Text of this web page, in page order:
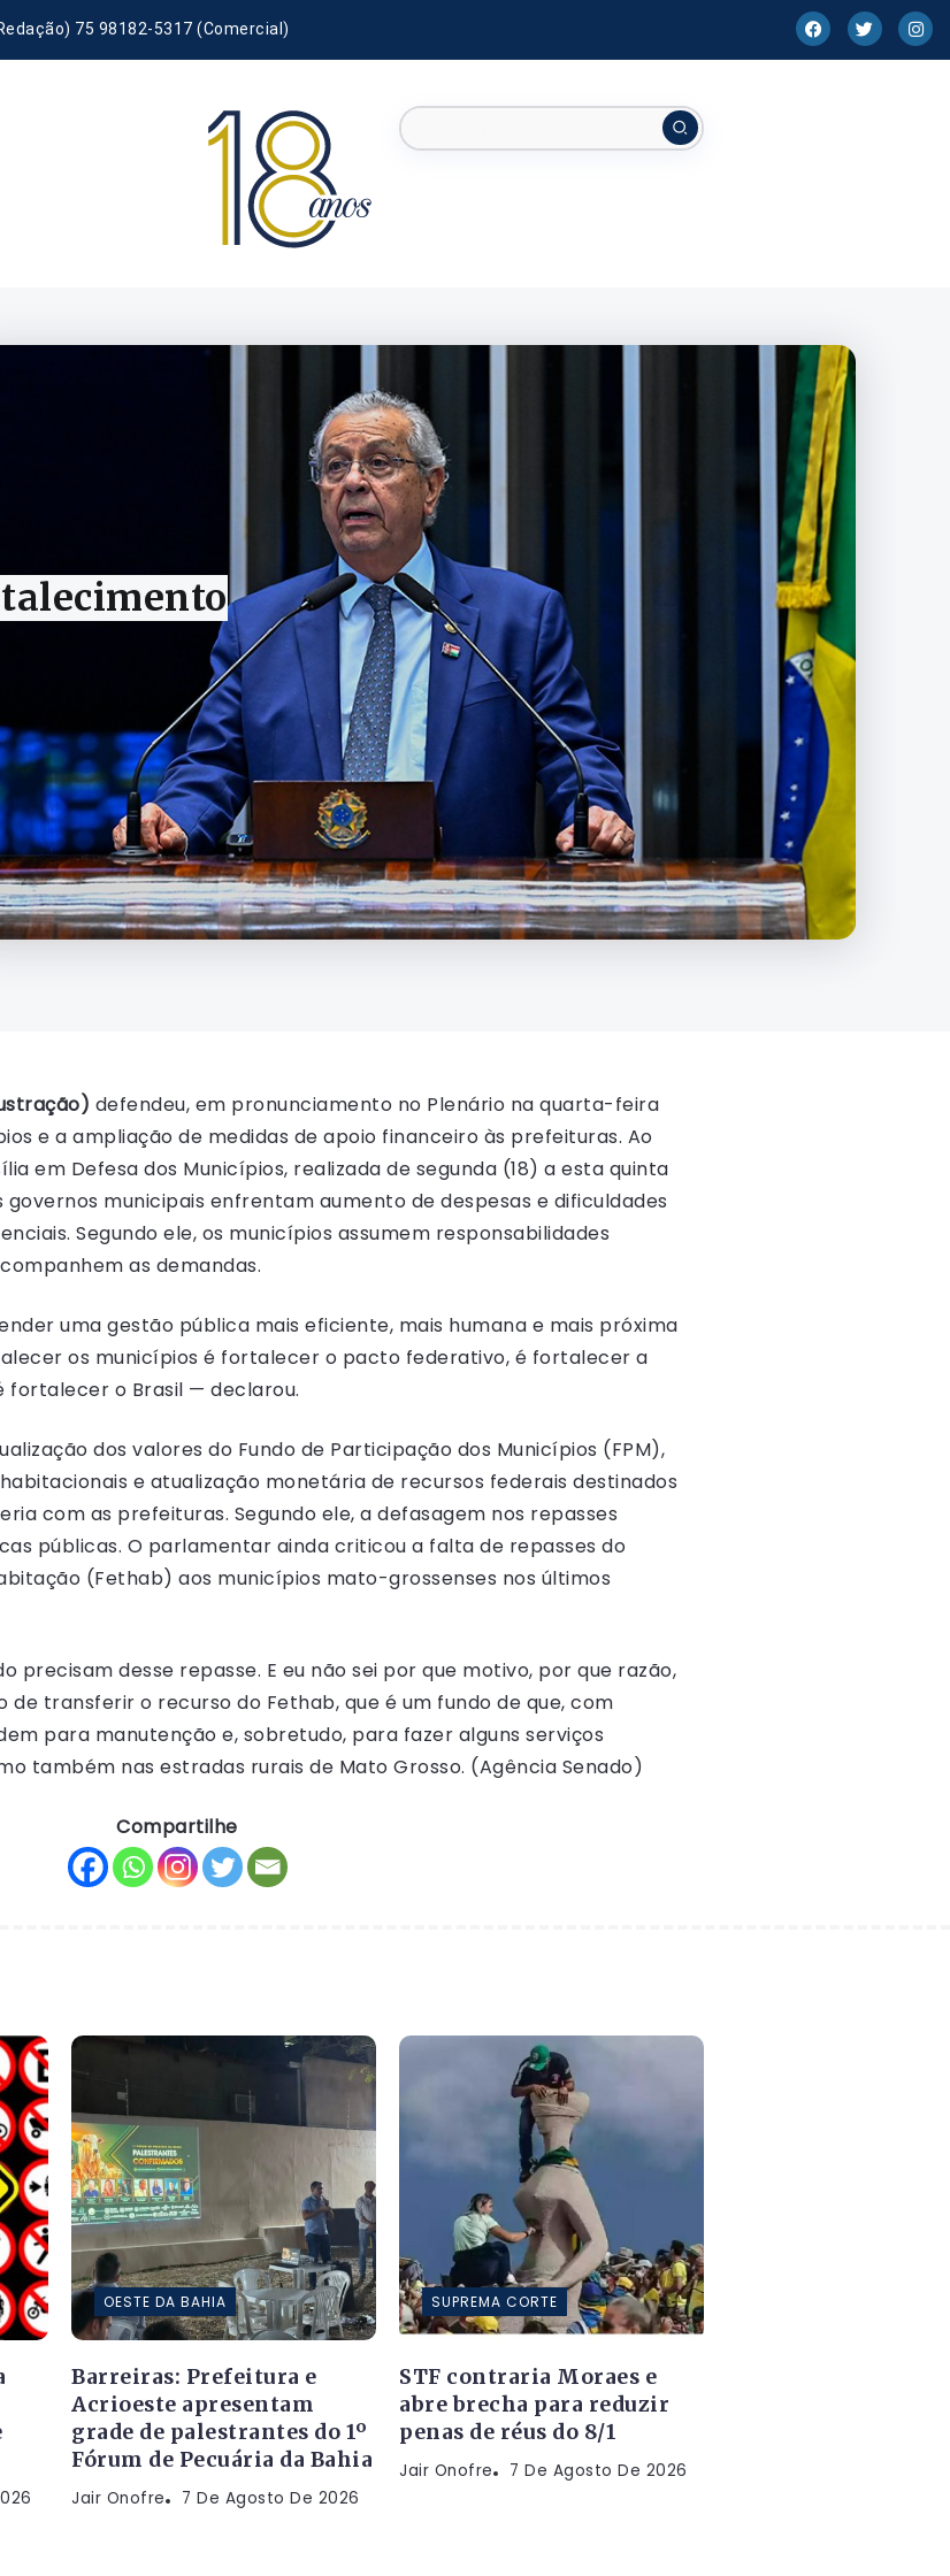
75 98182-5317 (Comercial)
defendeu, em pronunciamento no Plenário na quarta-feira
e a ampliação de medidas de apoio financeiro às prefeituras. Ao
em Defesa dos Municípios, realizada de segunda (18) a esta quinta
municipais enfrentam aumento de despesas e dificuldades
Segundo ele, os municípios assumem responsabilidades
as demandas.
uma gestão pública mais eficiente, mais humana e mais próxima
os municípios é fortalecer o pacto federativo, é fortalecer a
fortalecer o Brasil — declarou.
dos valores do Fundo de Participação dos Municípios (FPM),
e atualização monetária de recursos federais destinados
com as prefeituras. Segundo ele, a defasagem nos repasses
públicas. O parlamentar ainda criticou a falta de repasses do
(Fethab) aos municípios mato-grossenses nos últimos
precisam desse repasse. E eu não sei por que motivo, por que razão,
de transferir o recurso do Fethab, que é um fundo de que, com
para manutenção e, sobretudo, para fazer alguns serviços
também nas estradas rurais de Mato Grosso. (Agência Senado)
Compartilhe
OESTE DA BAHIA
Barreiras: Prefeitura e
Acrioeste apresentam
grade de palestrantes do 1º
Fórum de Pecuária da Bahia
Jair Onofre 7 De Agosto De 2026
SUPREMA CORTE
STF contraria Moraes e
abre brecha para reduzir
penas de réus do 8/1
Jair Onofre 7 De Agosto De 2026